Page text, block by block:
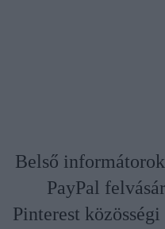
Belső
PayPal
Pinterest